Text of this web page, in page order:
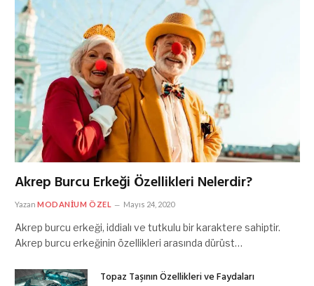
Akrep Burcu Erkeği Özellikleri Nelerdir?
Yazan MODANIUM ÖZEL Mayıs 24, 2020
Akrep burcu erkeği, iddialı ve tutkulu bir karaktere sahiptir.
Akrep burcu erkeğinin özellikleri arasında dürüst…
Topaz Taşının Özellikleri ve Faydaları